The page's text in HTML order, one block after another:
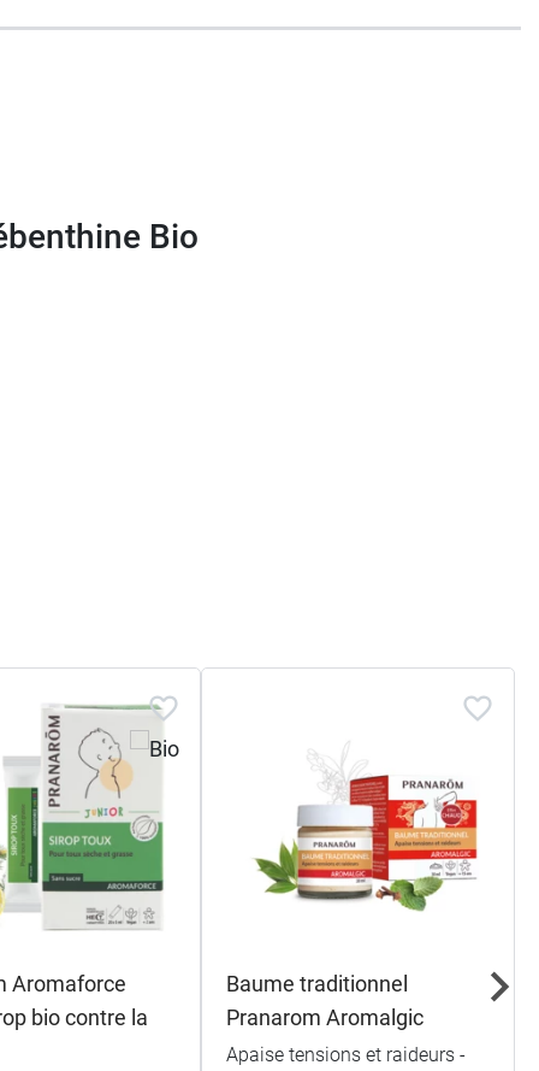
Bio
Aromaforce
bio contre la
Baume traditionnel
Pranarom Aromalgic
Apaise tensions et raideurs -